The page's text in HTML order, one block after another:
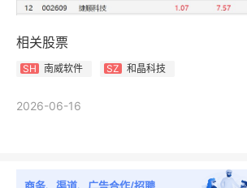
相关股票
SH 南威软件 SZ 和晶科技
2026-06-16
商务、渠道、广告合作/招聘